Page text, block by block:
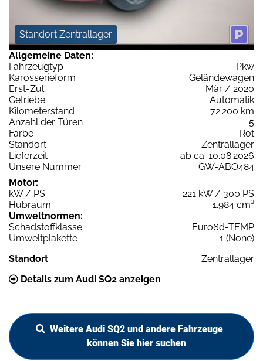
Standort Zentrallager
Allgemeine Daten:
Fahrzeugtyp
Pkw
Karosserieform
Geländewagen
Erst-Zul.
Mär / 2020
Getriebe
Automatik
Kilometerstand
72.200 km
Anzahl der Türen
5
Farbe
Rot
Standort
Zentrallager
Lieferzeit
ab ca. 10.08.2026
Unsere Nummer
GW-ABO484
Motor:
kW / PS
221 kW / 300 PS
Hubraum
1.984 cm³
Umweltnormen:
Schadstoffklasse
Euro6d-TEMP
Umweltplakette
1 (None)
Standort
Zentrallager
Details zum Audi SQ2 anzeigen
Weitere Audi SQ2 und andere Fahrzeuge
können Sie hier suchen